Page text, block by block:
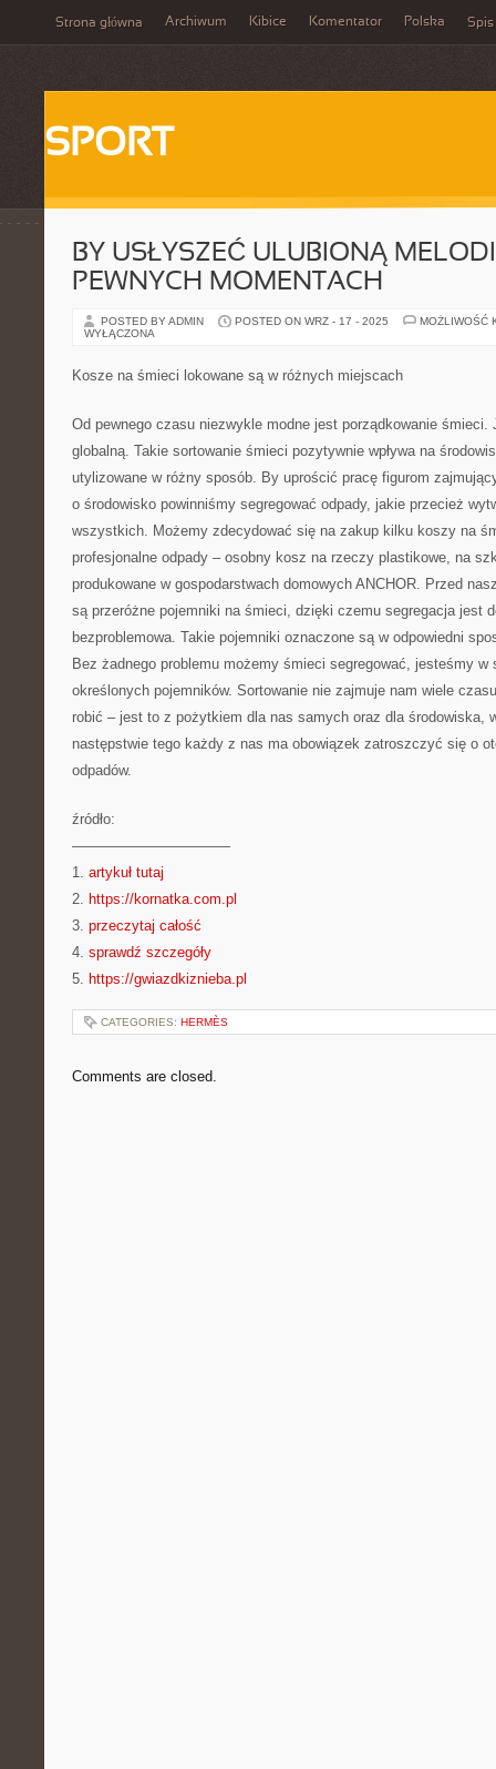
Strona główna Archiwum Kibice Komentator Polska Spis
SPORT
BY USŁYSZEĆ ULUBIONĄ
PEWNYCH MOMENTACH
POSTED BY ADMIN POSTED ON WRZ - 17 - 2025
MOŻLIWOŚĆ
WYŁĄCZONA
Kosze na śmieci lokowane są w różnych miejscach
Od pewnego czasu niezwykle modne jest porządkowanie
globalną. Takie sortowanie śmieci pozytywnie wpływa na
utylizowane w różny sposób. By uprościć pracę figurom
o środowisko powinniśmy segregować odpady, jakie przecież
wszystkich. Możemy zdecydować się na zakup kilku koszy na
profesjonalne odpady – osobny kosz na rzeczy plastikowe, na
produkowane w gospodarstwach domowych ANCHOR. Przed
są przeróżne pojemniki na śmieci, dzięki czemu segregacja jest
bezproblemowa. Takie pojemniki oznaczone są w odpowiedni
Bez żadnego problemu możemy śmieci segregować, jesteśmy w
określonych pojemników. Sortowanie nie zajmuje nam wiele
robić – jest to z pożytkiem dla nas samych oraz dla środowiska,
następstwie tego każdy z nas ma obowiązek zatroszczyć się o
odpadów.
źródło:
———————————
1. artykuł tutaj
2. https://kornatka.com.pl
3. przeczytaj całość
4. sprawdź szczegóły
5. https://gwiazdkiznieba.pl
CATEGORIES: HERMÈS
Comments are closed.